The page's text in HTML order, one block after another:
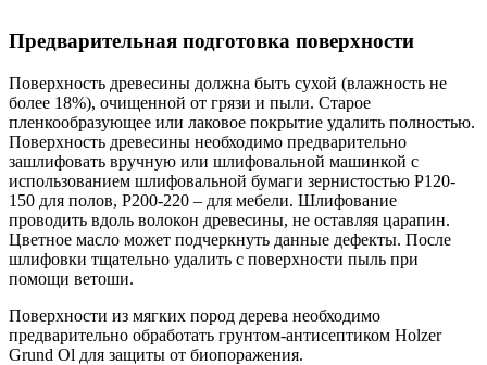
Предварительная подготовка поверхности
Поверхность древесины должна быть сухой (влажность не
более 18%), очищенной от грязи и пыли. Старое
пленкообразующее или лаковое покрытие удалить полностью.
Поверхность древесины необходимо предварительно
зашлифовать вручную или шлифовальной машинкой с
использованием шлифовальной бумаги зернистостью Р120-
150 для полов, Р200-220 – для мебели. Шлифование
проводить вдоль волокон древесины, не оставляя царапин.
Цветное масло может подчеркнуть данные дефекты. После
шлифовки тщательно удалить с поверхности пыль при
помощи ветоши.
Поверхности из мягких пород дерева необходимо
предварительно обработать грунтом-антисептиком Holzer
Grund Ol для защиты от биопоражения.